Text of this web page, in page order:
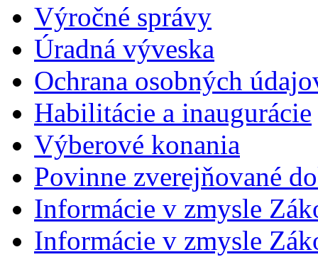
Výročné správy
Úradná výveska
Ochrana osobných
Habilitácie a inaugurácie
Výberové konania
Povinne zverejňované
Informácie v zmysle
Informácie v zmysle